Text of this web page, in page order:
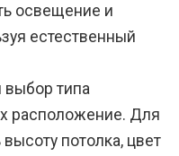
освещение и
естественный
типа
расположение. Для
потолка, цвет